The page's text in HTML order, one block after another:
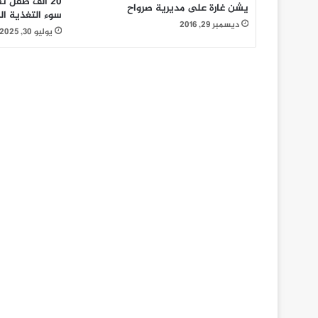
يشن غارة على مديرية صرواح
ديسمبر 29, 2016
سوء التغذية
يوليو 30, 2025